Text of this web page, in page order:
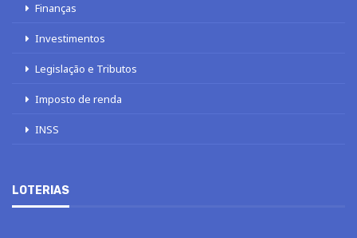
Finanças
Investimentos
Legislação e Tributos
Imposto de renda
INSS
LOTERIAS